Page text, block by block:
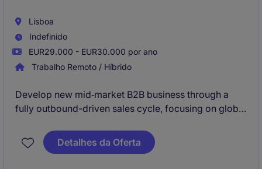
Lisboa
Indefinido
EUR29.000 - EUR30.000 por ano
Trabalho Remoto / Híbrido
Develop new mid‑market B2B business through a
fully outbound-driven sales cycle, focusing on global
Manage marketing‑generated leads, attend
international events, and report pipeline and
Detalhes da Oferta